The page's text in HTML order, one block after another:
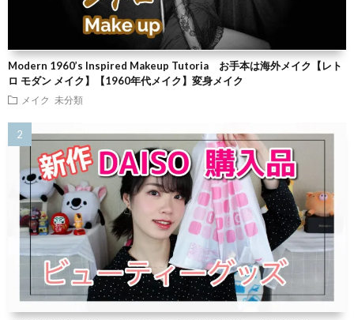
Modern 1960’s Inspired Makeup Tutoria お手本は海外メイク【レト
ロ モダン メイク】【1960年代メイク】変身メイク
メイク 未分類